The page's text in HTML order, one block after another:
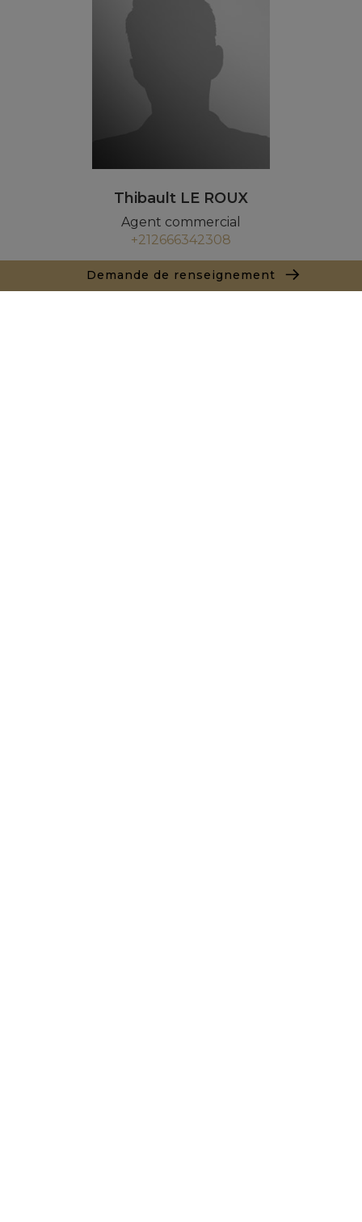
Demande de renseignement
Thibault LE ROUX
Agent commercial
+212666342308
Agence Marrakech
Local n° 3, Hivernage, Angle Av. Moulay El Hassan